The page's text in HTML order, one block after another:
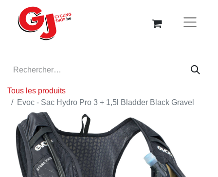
Tous les produits
Evoc - Sac Hydro Pro 3 + 1,5l Bladder Black Gravel